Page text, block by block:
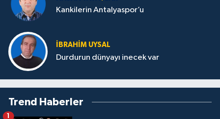
Kankilerin Antalyaspor’u
İBRAHIM UYSAL
Durdurun dünyayı inecek var
Trend Haberler
1